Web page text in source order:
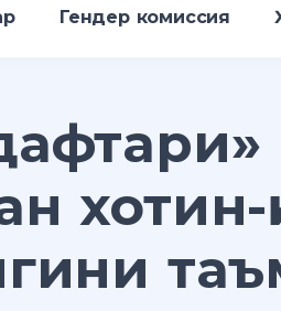
Гендер комиссия
хотин-